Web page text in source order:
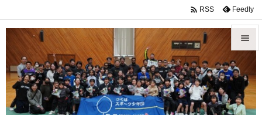


メニュ

サイド
 RSS Feedly